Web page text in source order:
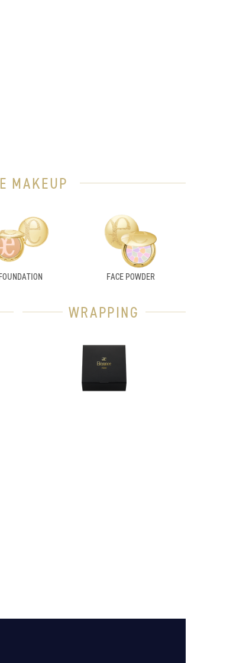
MAKEUP
FACE POWDER
WRAPPING